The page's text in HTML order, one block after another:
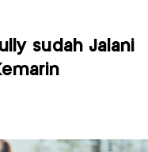
sudah Jalani